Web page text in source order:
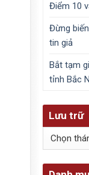
Điểm 10
Đừng
tin giả
Bắt tạm
tỉnh Bắc
Lưu trữ
Lưu